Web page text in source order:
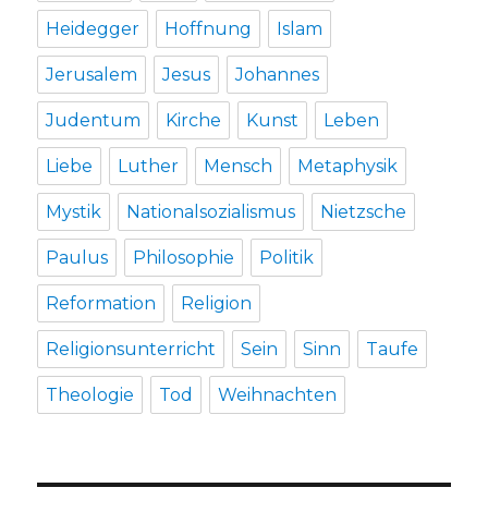
Heidegger Hoffnung Islam
Jerusalem Jesus Johannes
Judentum Kirche Kunst Leben
Liebe Luther Mensch Metaphysik
Mystik Nationalsozialismus Nietzsche
Paulus Philosophie Politik
Reformation Religion
Religionsunterricht Sein Sinn Taufe
Theologie Tod Weihnachten